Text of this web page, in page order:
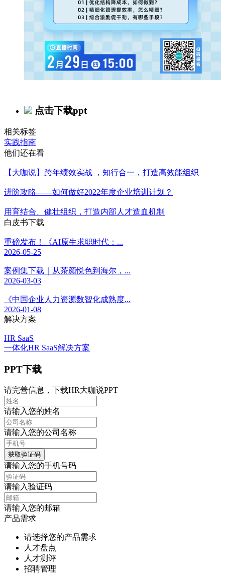
点击下载ppt
相关标签
实践指南
他们还在看
【大咖说】跨年绩效实战 ，知行合一，打造高效能组织
进阶攻略——如何做好2022年度企业培训计划？
用育结合、健壮组织，打造内部人才造血机制
白皮书下载
重磅发布！《AI原生求职时代：...
2026-05-25
案例集下载｜从茶颜悦色到海尔，...
2026-03-03
《中国企业人力资源数智化成熟度...
2026-01-08
解决方案
HR SaaS
一体化HR SaaS解决方案
PPT下载
请完善信息，下载HR大咖说PPT
请输入您的姓名
请输入您的公司名称
获取验证码
请输入您的手机号码
请输入验证码
请输入您的邮箱
产品需求
请选择您的产品需求
人才盘点
人才测评
招聘管理